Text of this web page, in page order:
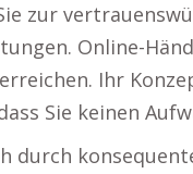
zur
Online-
Ihr
Sie keinen
durch